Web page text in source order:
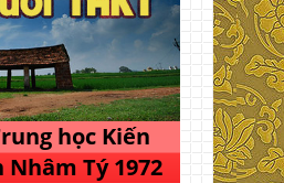
học Kiến
Tý 1972